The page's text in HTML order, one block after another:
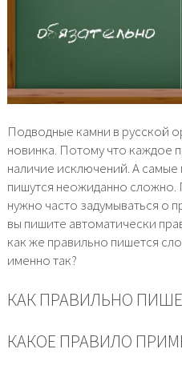
Подводные камни в русской
новинка. Потому что каждое
наличие исключений. А
пишутся неожиданно
нужно часто задумываться о
вы пишите автоматически
как же правильно пишется
именно так?
КАК ПРАВИЛЬНО
КАКОЕ ПРАВИЛО